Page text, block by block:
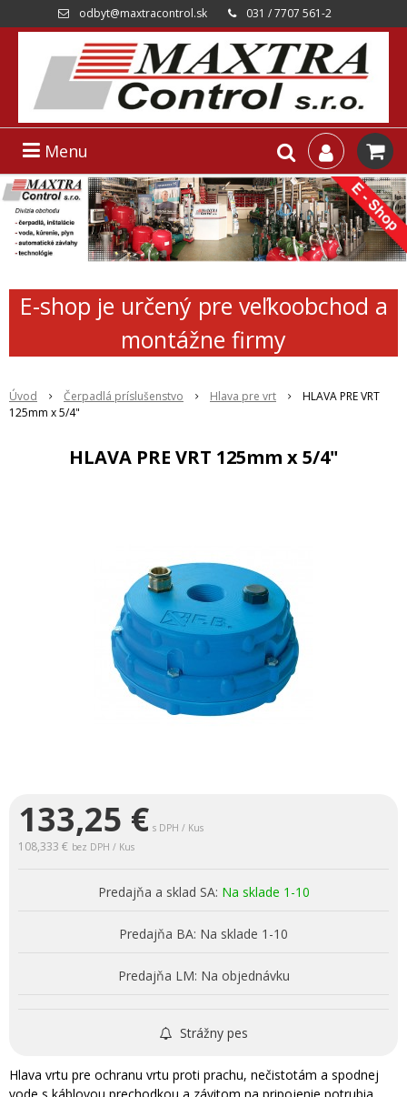
odbyt@maxtracontrol.sk 031 / 7707 561-2
Menu
E-shop je určený pre veľkoobchod a
montážne firmy
Úvod Čerpadlá príslušenstvo Hlava pre vrt
HLAVA PRE VRT
125mm x 5/4"
HLAVA PRE VRT 125mm x 5/4"
133,25 € s DPH / Kus
108,333 € bez DPH / Kus
Predajňa a sklad SA: Na sklade 1-10
Predajňa BA: Na sklade 1-10
Predajňa LM: Na objednávku
Strážny pes
Hlava vrtu pre ochranu vrtu proti prachu, nečistotám a spodnej
vode s káblovou prechodkou a závitom na pripojenie potrubia.